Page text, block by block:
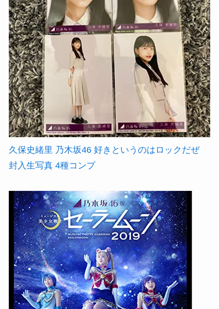
久保史緒里 乃木坂46 好きというのはロックだぜ
封入生写真 4種コンプ